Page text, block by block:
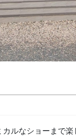
ルなショーまで